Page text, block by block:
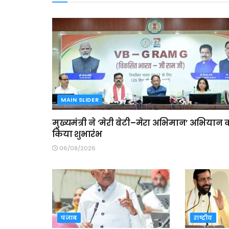
MAIN SLIDER
मुख्यमंत्री ने ‘मेरी बेटी–मेरा अभिमान’ अभियान
किया शुभारंभ
06/08/2026
पंजाब राष्ट्रीय